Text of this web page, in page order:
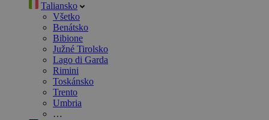
Taliansko
Všetko
Benátsko
Bibione
Južné Tirolsko
Lago di Garda
Rimini
Toskánsko
Trento
Umbria
…